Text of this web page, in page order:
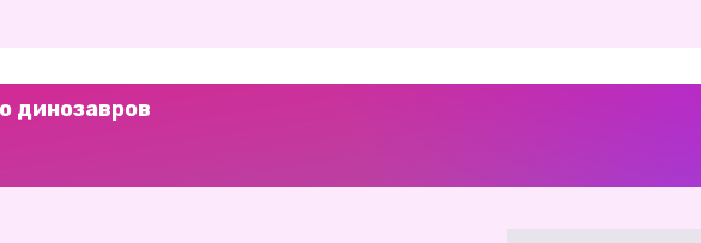
динозавров